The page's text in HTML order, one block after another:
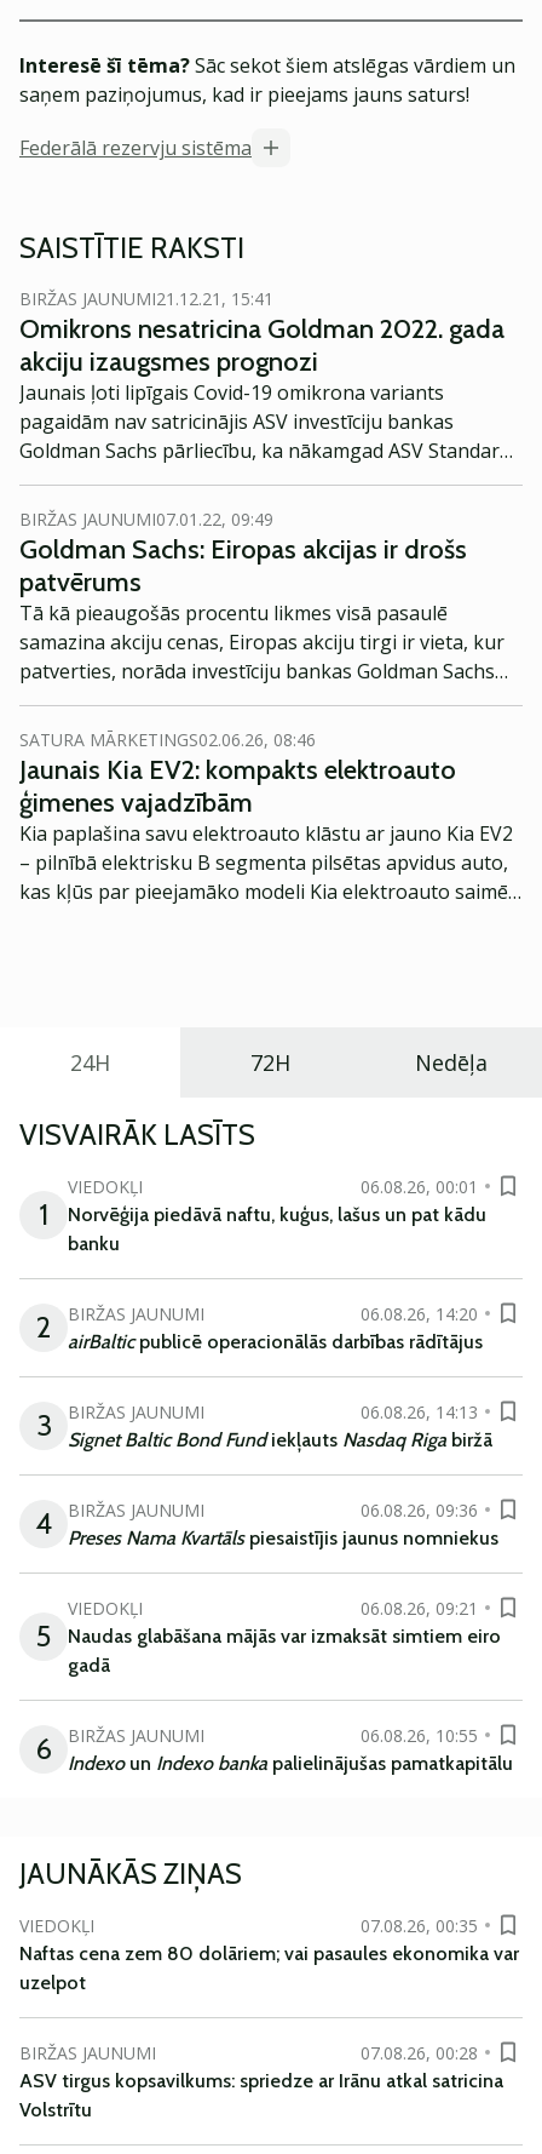
Interesē šī tēma?Sāc sekot šiem atslēgas vārdiem un
saņem paziņojumus, kad ir pieejams jauns saturs!
Federālā rezervju sistēma
SAISTĪTIE RAKSTI
BIRŽAS JAUNUMI21.12.21, 15:41
Omikrons nesatricina Goldman 2022. gada
akciju izaugsmes prognozi
Jaunais ļoti lipīgais Covid-19 omikrona variants
pagaidām nav satricinājis ASV investīciju bankas
Goldman Sachs pārliecību, ka nākamgad ASV Standard
& Poor's 500 indekss investoriem nodrošinās divciparu
peļņu.
BIRŽAS JAUNUMI07.01.22, 09:49
Goldman Sachs: Eiropas akcijas ir drošs
patvērums
Tā kā pieaugošās procentu likmes visā pasaulē
samazina akciju cenas, Eiropas akciju tirgi ir vieta, kur
patverties, norāda investīciju bankas Goldman Sachs
analītiķi.
SATURA MĀRKETINGS02.06.26, 08:46
Jaunais Kia EV2: kompakts elektroauto
ģimenes vajadzībām
Kia paplašina savu elektroauto klāstu ar jauno Kia EV2
– pilnībā elektrisku B segmenta pilsētas apvidus auto,
kas kļūs par pieejamāko modeli Kia elektroauto saimē
24H 72H Nedēļa
VISVAIRĀK LASĪTS
1
VIEDOKĻI
06.08.26, 00:01
Norvēģija piedāvā naftu, kuģus, lašus un pat kādu
banku
2 BIRŽAS JAUNUMI
06.08.26, 14:20
airBalticpublicē operacionālās darbības rādītājus
3 BIRŽAS JAUNUMI
06.08.26, 14:13
Signet Baltic Bond Fundiekļauts Nasdaq Riga biržā
4 BIRŽAS JAUNUMI
06.08.26, 09:36
Preses Nama Kvartāls piesaistījis jaunus nomniekus
5
VIEDOKĻI
06.08.26, 09:21
Naudas glabāšana mājās var izmaksāt simtiem eiro
gadā
6 BIRŽAS JAUNUMI
06.08.26, 10:55
Indexoun Indexo banka palielinājušas pamatkapitālu
JAUNĀKĀS ZIŅAS
VIEDOKĻI
07.08.26, 00:35
Naftas cena zem 80 dolāriem; vai pasaules ekonomika var
uzelpot
BIRŽAS JAUNUMI
07.08.26, 00:28
ASV tirgus kopsavilkums: spriedze ar Irānu atkal satricina
Volstrītu